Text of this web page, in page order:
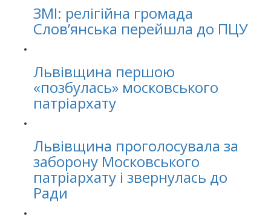
ЗМІ: релігійна громада
Слов’янська перейшла до ПЦУ
Львівщина першою
«позбулась» московського
патріархату
Львівщина проголосувала за
заборону Московського
патріархату і звернулась до
Ради